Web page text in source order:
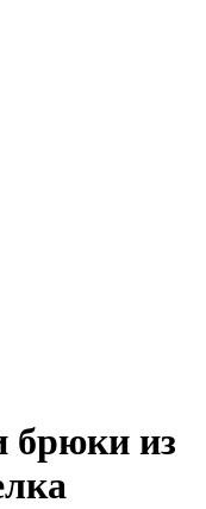
брюки из